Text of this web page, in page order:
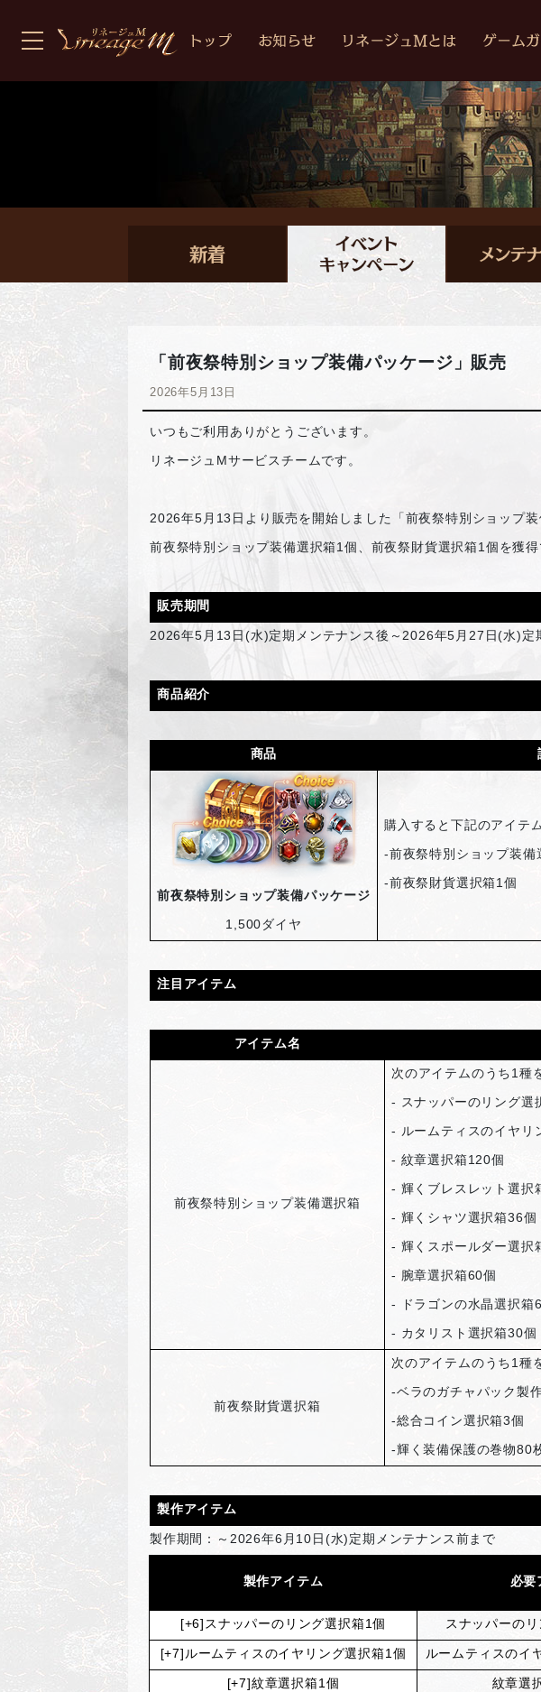
「前夜祭特別ショップ装備パッケージ」販売
2026年5月13日
いつもご利用ありがとうございます。
リネージュMサービスチームです。
2026年5月13日より販売を開始しました「前夜祭特別ショップ
前夜祭特別ショップ装備選択箱1個、前夜祭財貨選択箱1個を獲得
販売期間
2026年5月13日(水)定期メンテナンス後～2026年5月27日(水)定
商品紹介
商品
前夜祭特別ショップ装備パッケージ
1,500ダイヤ
購入すると下記のアイテ
-前夜祭特別ショップ装備
-前夜祭財貨選択箱1個
注目アイテム
アイテム名
前夜祭特別ショップ装備選択箱
次のアイテムのうち1種
- スナッパーのリング選
- ルームティスのイヤリ
- 紋章選択箱120個
- 輝くブレスレット選択
- 輝くシャツ選択箱36個
- 輝くスポールダー選択
- 腕章選択箱60個
-
ドラゴンの水晶選択箱
- カタリスト選択箱30個
前夜祭財貨選択箱
次のアイテムのうち1種
-ベラのガチャパック製
-総合コイン選択箱3個
-輝く装備保護の巻物80
製作アイテム
製作期間：～2026年6月10日(水)定期メンテナンス前まで
製作アイテム 必要
[+6]スナッパーのリング選択箱1個 スナッパーの
[+7]ルームティスのイヤリング選択箱1個 ルームティスのイ
[+7]紋章選択箱1個 紋章選